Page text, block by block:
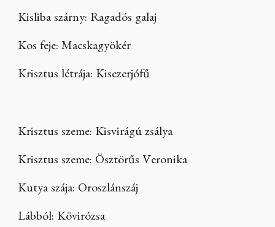
Kisliba szárny: Ragadós galaj
Kos feje: Macskagyökér
Krisztus létrája: Kisezerjófű
Krisztus szeme: Kisvirágú zsálya
Krisztus szeme: Ösztörűs Veronika
Kutya szája: Oroszlánszáj
Lábból: Kövirózsa